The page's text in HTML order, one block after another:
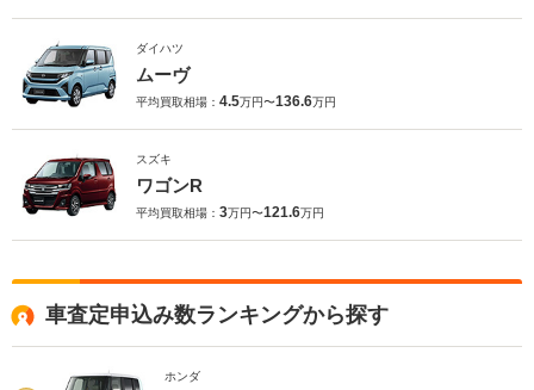
ダイハツ
ムーヴ
平均買取相場： 4.5万円〜136.6万円
スズキ
ワゴンR
平均買取相場： 3万円〜121.6万円
車査定申込み数ランキングから探す
ホンダ